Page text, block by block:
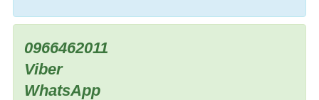
0966462011
Viber
WhatsApp